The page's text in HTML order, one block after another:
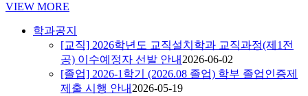
VIEW MORE
학과공지
[교직] 2026학년도 교직설치학과 교직과정(제1전
공) 이수예정자 선발 안내 2026-06-02
[졸업] 2026-1학기 (2026.08 졸업) 학부 졸업인증제
제출 시행 안내 2026-05-19